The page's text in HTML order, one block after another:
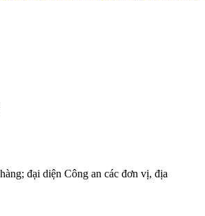
đại diện Công an các đơn vị, địa